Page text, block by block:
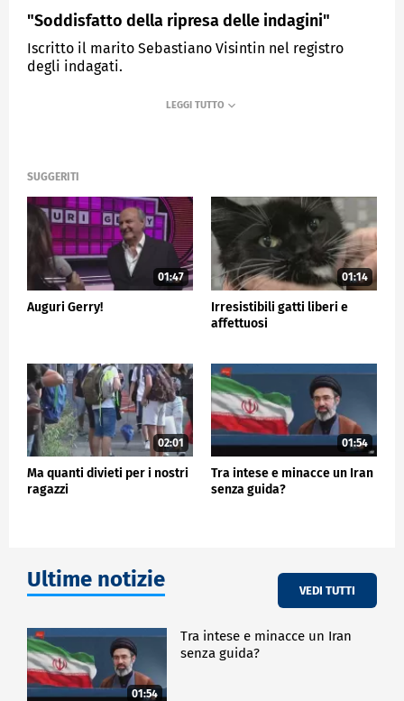
"Soddisfatto della ripresa delle indagini"
Iscritto il marito Sebastiano Visintin nel registro
degli indagati.
SUGGERITI
01:47
Auguri Gerry!
01:14
Irresistibili gatti liberi e
affettuosi
02:01
Ma quanti divieti per i nostri
ragazzi
01:54
Tra intese e minacce un Iran
senza guida?
Ultime notizie VEDI TUTTI
01:54
Tra intese e minacce un Iran
senza guida?